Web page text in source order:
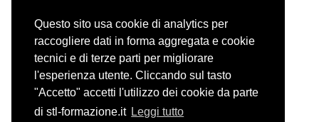
Questo sito usa cookie di analytics per
raccogliere dati in forma aggregata e cookie
tecnici e di terze parti per migliorare
l'esperienza utente. Cliccando sul tasto
"Accetto" accetti l'utilizzo dei cookie da parte
di stl-formazione.it Leggi tutto
Adattare una canzone: il caso